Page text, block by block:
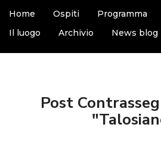
Home Ospiti Programma
Il luogo
Archivio News blog
Post